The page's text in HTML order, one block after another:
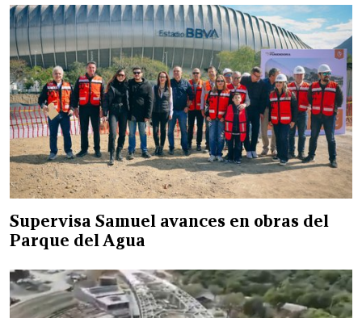
Supervisa Samuel avances en obras del
Parque del Agua